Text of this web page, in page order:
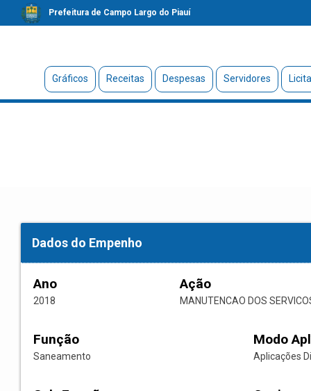
Prefeitura de Campo Largo do Piauí
Gráficos Receitas Despesas Servidores
Dados do Empenho
Ano
2018
Ação
MANUTENCAO DOS
Função
Saneamento
Modo
Aplicações